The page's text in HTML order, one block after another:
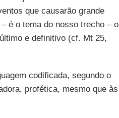
que causarão grande
é o tema do nosso trecho – o
e definitivo (cf. Mt 25,
codificada, segundo o
profética, mesmo que às